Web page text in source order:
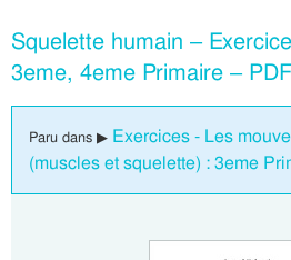
Squelette humain –
3eme, 4eme Primaire –
Paru dans ▶ Exercices - Les
(muscles et squelette) : 3eme